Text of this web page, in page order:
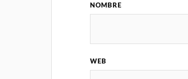
NOMBRE
WEB